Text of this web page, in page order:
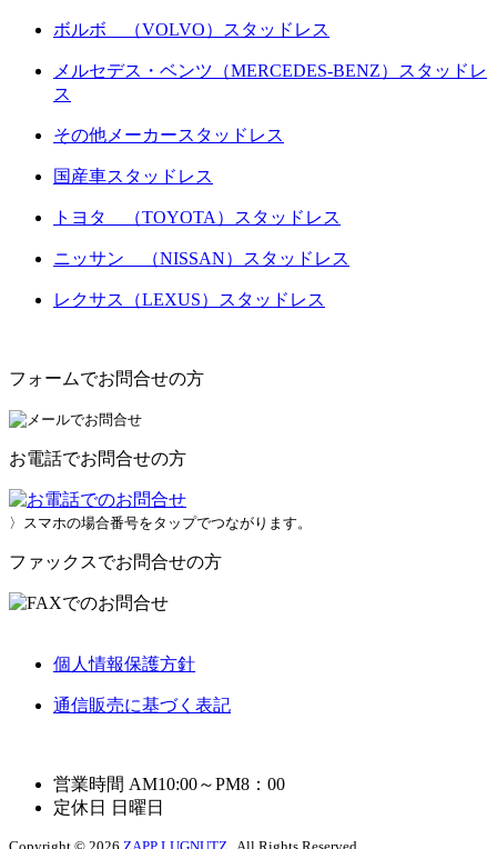
ボルボ （VOLVO）スタッドレス
メルセデス・ベンツ（MERCEDES-BENZ）スタッドレ
ス
その他メーカースタッドレス
国産車スタッドレス
トヨタ （TOYOTA）スタッドレス
ニッサン （NISSAN）スタッドレス
レクサス（LEXUS）スタッドレス
フォームでお問合せの方
お電話でお問合せの方
〉スマホの場合番号をタップでつながります。
ファックスでお問合せの方
個人情報保護方針
通信販売に基づく表記
営業時間 AM10:00～PM8：00
定休日 日曜日